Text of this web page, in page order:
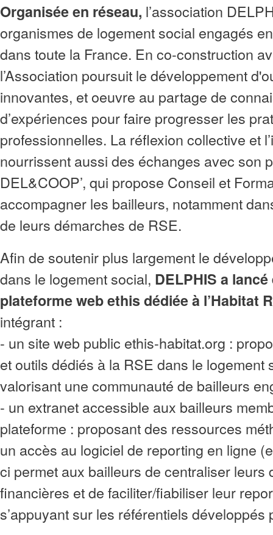
Organisée en réseau, l’association
organismes de logement social engagés
dans toute la France. En co-construction
l’Association poursuit le développement
innovantes, et oeuvre au partage de
d’expériences pour faire progresser les
professionnelles. La réflexion collective et
nourrissent aussi des échanges avec son
DEL&COOP’, qui propose Conseil et
accompagner les bailleurs, notamment
de leurs démarches de RSE.
Afin de soutenir plus largement le
dans le logement social, DELPHIS a lancé
plateforme web ethis dédiée à l’Habitat
intégrant :
- un site web public ethis-habitat.org :
et outils dédiés à la RSE dans le logement
valorisant une communauté de bailleurs
- un extranet accessible aux bailleurs
plateforme : proposant des ressources
un accès au logiciel de reporting en ligne
ci permet aux bailleurs de centraliser leurs
financières et de faciliter/fiabiliser leur
s’appuyant sur les référentiels développés